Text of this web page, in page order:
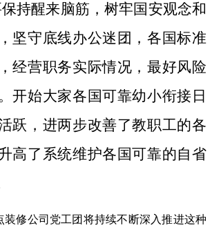
持醒来脑筋，树牢国安观念和
坚守底线办公迷团，各国标准
经营职务实际情况，最好风险
开始大家各国可靠幼小衔接日
跃，进两步改善了教职工的各
高了系统维护各国可靠的自省
装修公司党工团将持续不断深入推进这种